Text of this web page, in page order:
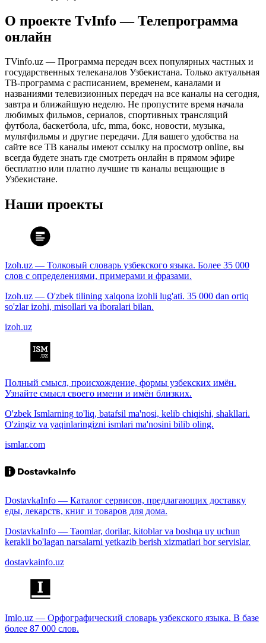
О проекте TvInfo — Телепрограмма
онлайн
TVinfo.uz — Программа передач всех популярных частных и
государственных телеканалов Узбекистана. Только актуальная
ТВ-программа с расписанием, временем, каналами и
названиями телевизионных передач на все каналы на сегодня,
завтра и ближайшую неделю. Не пропустите время начала
любимых фильмов, сериалов, спортивных трансляций
футбола, баскетбола, ufc, mma, бокс, новости, музыка,
мультфильмы и другие передачи. Для вашего удобства на
сайте все ТВ каналы имеют ссылку на просмотр online, вы
всегда будете знать где смотреть онлайн в прямом эфире
бесплатно или платно лучшие тв каналы вещающие в
Узбекистане.
Наши проекты
Izoh.uz — Толковый словарь узбекского языка. Более 35 000
слов с определениями, примерами и фразами.
Izoh.uz — O'zbek tilining xalqona izohli lug'ati. 35 000 dan ortiq
so'zlar izohi, misollari va iboralari bilan.
izoh.uz
Полный смысл, происхождение, формы узбекских имён.
Узнайте смысл своего имени и имён близких.
O'zbek Ismlarning to'liq, batafsil ma'nosi, kelib chiqishi, shakllari.
O'zingiz va yaqinlaringizni ismlari ma'nosini bilib oling.
ismlar.com
DostavkaInfo — Каталог сервисов, предлагающих доставку
еды, лекарств, книг и товаров для дома.
DostavkaInfo — Taomlar, dorilar, kitoblar va boshqa uy uchun
kerakli bo'lagan narsalarni yetkazib berish xizmatlari bor servislar.
dostavkainfo.uz
Imlo.uz — Орфографический словарь узбекского языка. В базе
более 87 000 слов.